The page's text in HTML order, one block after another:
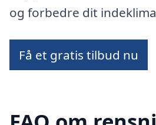
og forbedre dit
Få et gratis tilbud nu